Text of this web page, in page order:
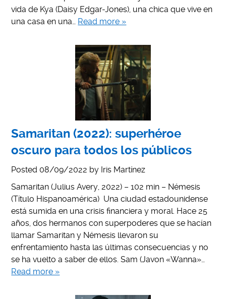
vida de Kya (Daisy Edgar-Jones), una chica que vive en
una casa en una… Read more »
Samaritan (2022): superhéroe
oscuro para todos los públicos
Posted 08/09/2022 by Iris Martínez
Samaritan (Julius Avery, 2022) – 102 min – Némesis
(Título Hispanoamérica) Una ciudad estadounidense
está sumida en una crisis financiera y moral. Hace 25
años, dos hermanos con superpoderes que se hacían
llamar Samaritan y Némesis llevaron su
enfrentamiento hasta las últimas consecuencias y no
se ha vuelto a saber de ellos. Sam (Javon «Wanna»…
Read more »